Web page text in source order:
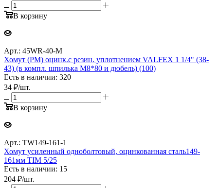
В корзину
Арт.: 45WR-40-М
Хомут (РМ) оцинк.с резин. уплотнением VALFEX 1 1/4" (38-
43) (в компл. шпилька М8*80 и дюбель) (100)
Есть в наличии: 320
34 ₽/шт.
В корзину
Арт.: TW149-161-1
Хомут усиленный одноболтовый, оцинкованная сталь149-
161мм TIM 5/25
Есть в наличии: 15
204 ₽/шт.